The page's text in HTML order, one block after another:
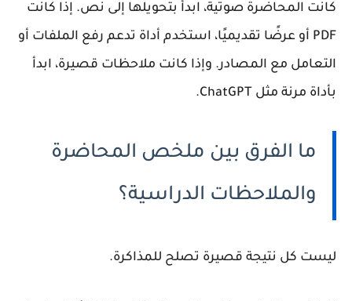
كانت المحاضرة صوتية، ابدأ بتحويلها إلى نص. إذا كانت
PDF أو عرضًا تقديميًا، استخدم أداة تدعم رفع الملفات أو
التعامل مع المصادر. وإذا كانت ملاحظات قصيرة، ابدأ
بأداة مرنة مثل ChatGPT.
ما الفرق بين ملخص المحاضرة
والملاحظات الدراسية؟
ليست كل نتيجة قصيرة تصلح للمذاكرة.